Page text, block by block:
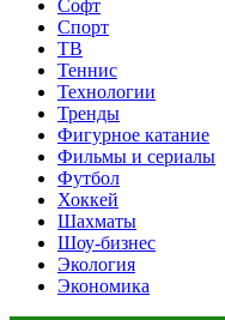
Софт
Спорт
ТВ
Теннис
Технологии
Тренды
Фигурное катание
Фильмы и сериалы
Футбол
Хоккей
Шахматы
Шоу-бизнес
Экология
Экономика